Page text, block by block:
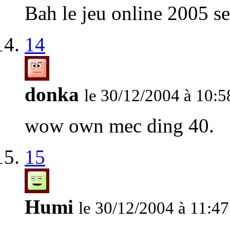
Bah le jeu online 2005
14
donka le 30/12/2004 à
wow own mec ding 40.
15
Humi le 30/12/2004 à 11:47